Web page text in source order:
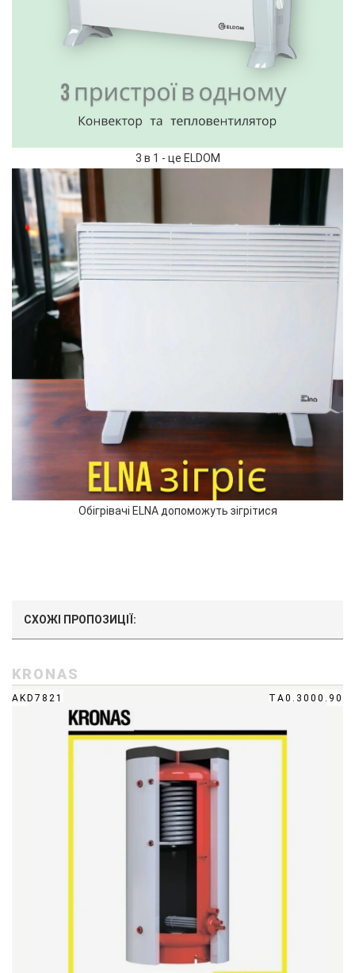
3 в 1 - це ELDOM
Обігрівачі ELNA допоможуть зігрітися
СХОЖІ ПРОПОЗИЦІЇ:
KRONAS
AKD7821 ТА0.3000.90